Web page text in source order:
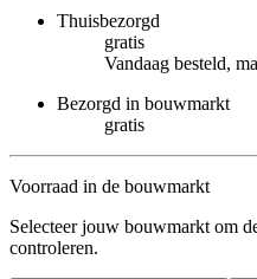
Thuisbezorgd
gratis
Vandaag besteld,
Bezorgd in bouwmarkt
gratis
Voorraad in de bouwmarkt
Selecteer jouw bouwmarkt om
controleren.